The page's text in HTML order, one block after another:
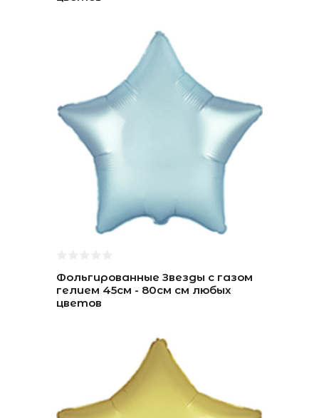
Фольгированные Звезды с газом
гелием 45см - 80см см любых
цветов